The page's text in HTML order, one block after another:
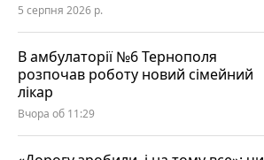
5 серпня 2026 р.
В амбулаторії №6 Тернополя
розпочав роботу новий сімейний
лікар
Вчора об 11:29